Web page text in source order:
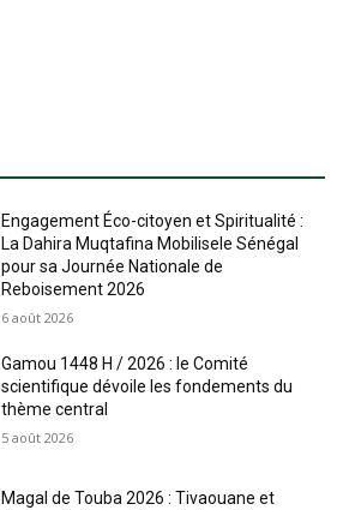
Engagement Éco-citoyen et Spiritualité :
La Dahira Muqtafina Mobilisele Sénégal
pour sa Journée Nationale de
Reboisement 2026
6 août 2026
Gamou 1448 H / 2026 : le Comité
scientifique dévoile les fondements du
thème central
5 août 2026
Magal de Touba 2026 : Tivaouane et